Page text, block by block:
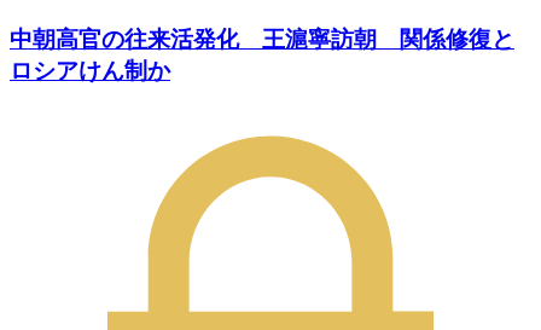
中朝高官の往来活発化 王滬寧訪朝 関係修復と
ロシアけん制か